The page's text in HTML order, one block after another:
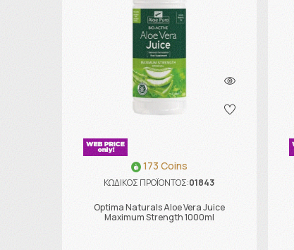
173 Coins
ΚΩΔΙΚΟΣ ΠΡΟΪΟΝΤΟΣ:01843
Optima Naturals Aloe Vera Juice
Maximum Strength 1000ml